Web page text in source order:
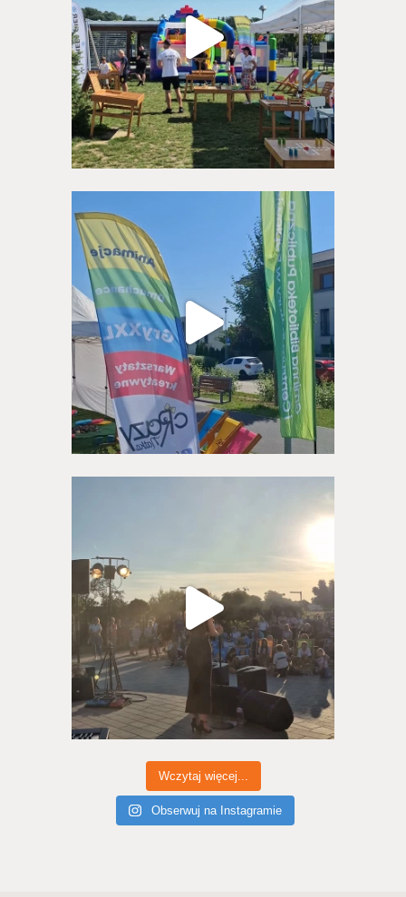
Wczytaj więcej...
Obserwuj na Instagramie